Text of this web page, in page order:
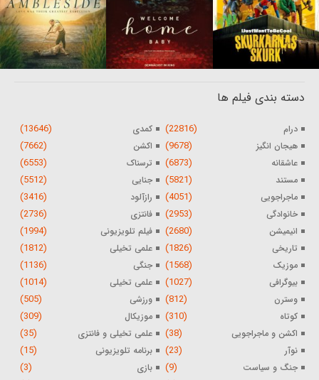
دسته بندی فیلم ها
درام (22816) کمدی (13646)
هیجان انگیز (9678) اکشن (7662)
عاشقانه (6873) ترسناک (6553)
مستند (5821) جنایی (5512)
ماجراجویی (4051) رازآلود (3416)
خانوادگی (2953) فانتزی (2736)
انیمیشن (2680) فیلم تلویزیونی (1994)
تاریخی (1826) علمی تخیلی (1812)
موزیک (1568) جنگی (1136)
بیوگرافی (1027) علمی تخیلی (1014)
وسترن (812) ورزشی (505)
کوتاه (310) موزیکال (309)
اکشن و ماجراجویی (38) علمی تخیلی و فانتزی (35)
نوآر (23) برنامه تلویزیونی (15)
جنگ و سیاست (9) بازی (3)